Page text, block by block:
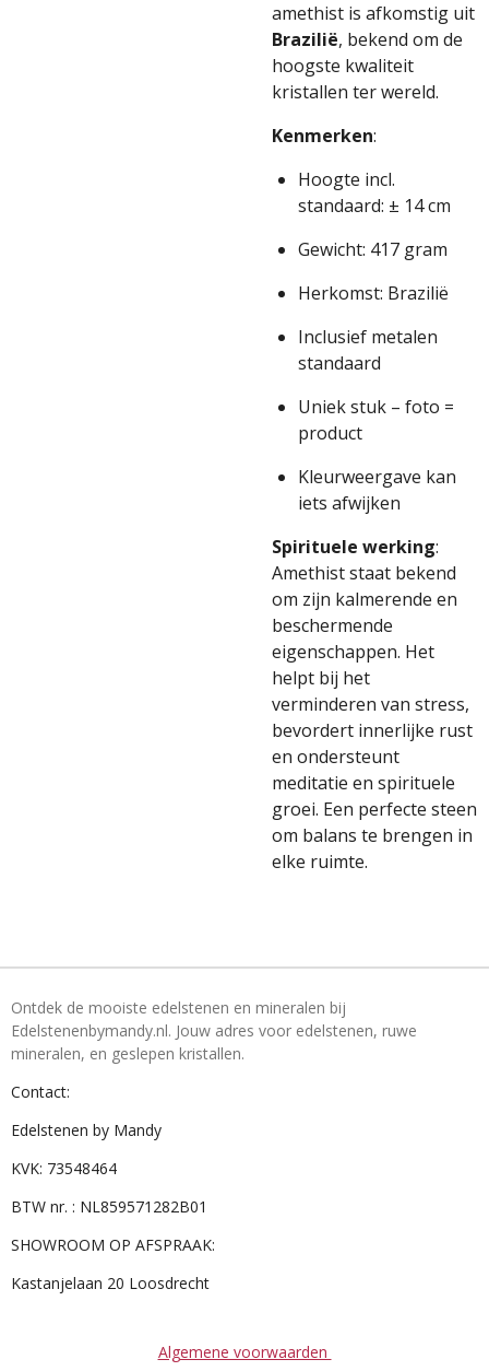
amethist is afkomstig uit
Brazilië, bekend om de
hoogste kwaliteit
kristallen ter wereld.
Kenmerken:
Hoogte incl.
standaard: ± 14 cm
Gewicht: 417 gram
Herkomst: Brazilië
Inclusief metalen
standaard
Uniek stuk – foto =
product
Kleurweergave kan
iets afwijken
Spirituele werking:
Amethist staat bekend
om zijn kalmerende en
beschermende
eigenschappen. Het
helpt bij het
verminderen van stress,
bevordert innerlijke rust
en ondersteunt
meditatie en spirituele
groei. Een perfecte steen
om balans te brengen in
elke ruimte.
Ontdek de mooiste edelstenen en mineralen bij
Edelstenenbymandy.nl. Jouw adres voor edelstenen, ruwe
mineralen, en geslepen kristallen.
Contact:
Edelstenen by Mandy
KVK: 73548464
BTW nr. : NL859571282B01
SHOWROOM OP AFSPRAAK:
Kastanjelaan 20 Loosdrecht
Algemene voorwaarden